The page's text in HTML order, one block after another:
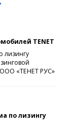
TENET
лизингу
«ТЕНЕТ РУС»
по лизингу